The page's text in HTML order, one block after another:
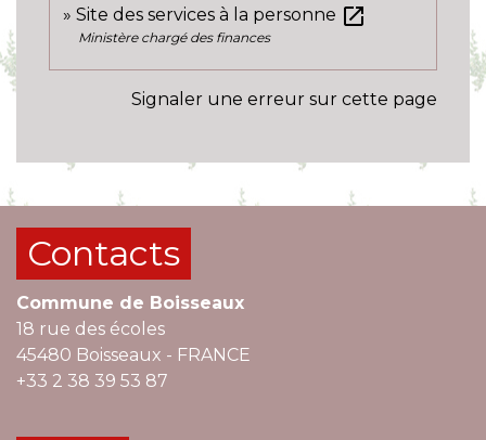
Site des services à la personne open_in_new
Ministère chargé des finances
Signaler une erreur sur cette page
Contacts
Commune de Boisseaux
18 rue des écoles
45480 Boisseaux - FRANCE
+33 2 38 39 53 87